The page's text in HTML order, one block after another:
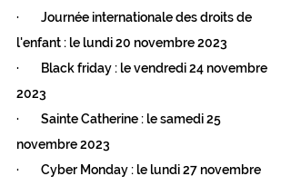
·        Journée internationale des droits de
l'enfant : le lundi 20 novembre 2023
·        Black friday : le vendredi 24 novembre
2023
·        Sainte Catherine : le samedi 25
novembre 2023
·        Cyber Monday : le lundi 27 novembre